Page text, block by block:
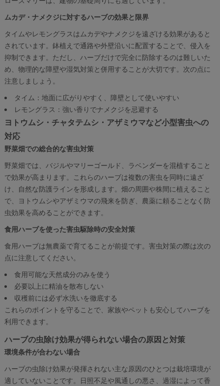
ムカデ・ナメクジに対するハーブの効果と限界
タイムやレモングラスはムカデやナメクジを遠ざける効果があると
されています。鉢植えで通路や外壁沿いに配置することで、侵入を
抑制できます。ただし、ハーブだけで完全に防除するのは難しいた
め、物理的な障壁や湿気対策と併用することが大切です。次の点に
注意しましょう。
タイム：地面に広がりやすく、障壁として使いやすい
レモングラス：強い香りでナメクジを忌避する
ヨトウムシ・チャタテムシ・アザミウマなど小型害虫への
対応
野菜畑での総合的な害虫対策
野菜畑では、バジルやマリーゴールド、ラベンダーを混植すること
で効果が高まります。これらのハーブは複数の害虫を同時に遠ざ
け、自然な防護ラインを形成します。畑の周囲や株間に植えること
で、ヨトウムシやアザミウマの飛来を防ぎ、農薬に頼ることなく防
虫効果を高めることができます。
食用ハーブを使った害虫駆除時の安全対策
食用ハーブは無農薬で育てることが前提です。害虫対策の際は次の
点に注意してください。
食用可能な天然成分のみを使う
必要以上に精油を散布しない
収穫前には必ず水洗いを徹底する
これらのポイントを守ることで、家族やペットも安心してハーブを
利用できます。
ハーブの虫除け効果が得られない場合の原因と対策
環境条件が合わない場合
ハーブの虫除け効果が発揮されない主な原因のひとつは栽培環境が
適していないことです。日照不足や風通しの悪さ、過湿によって香